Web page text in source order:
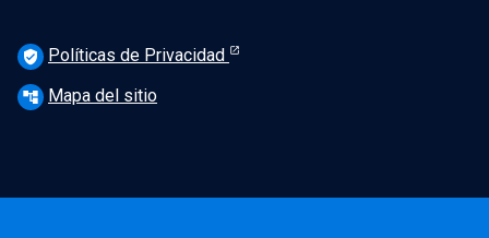
verified_user Políticas de Privacidad
account_tree Mapa del sitio